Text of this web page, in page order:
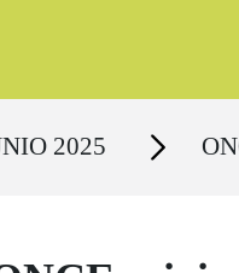
2025 Secciones